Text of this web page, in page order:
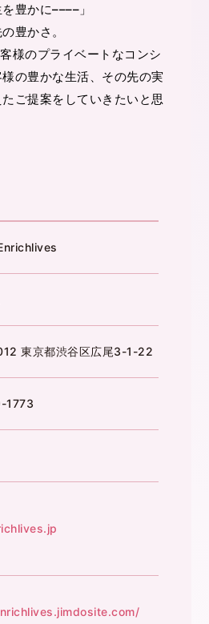
豊かに––––」
豊かさ。
様のプライベートなコンシ
の豊かな生活、その先の実
ご提案をしていきたいと思
東京都渋谷区広尾3-1-22
1773